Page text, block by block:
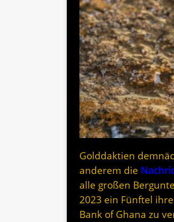
Golddaktien
anderem die
alle großen
2023 ein Fünftel
Bank of Ghana zu